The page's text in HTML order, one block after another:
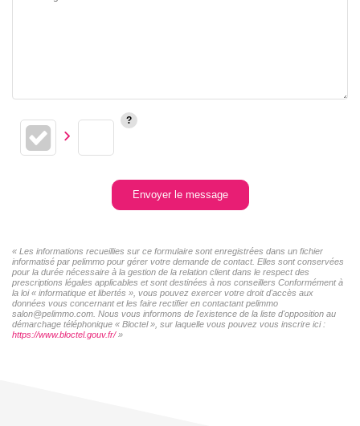
Envoyer le message
« Les informations recueillies sur ce formulaire sont enregistrées dans un fichier
informatisé par pelimmo pour gérer votre demande de contact. Elles sont conservées
pour la durée nécessaire à la gestion de la relation client dans le respect des
prescriptions légales applicables et sont destinées à nos conseillers Conformément à
la loi « informatique et libertés », vous pouvez exercer votre droit d'accès aux
données vous concernant et les faire rectifier en contactant pelimmo
salon@pelimmo.com. Nous vous informons de l'existence de la liste d'opposition au
démarchage téléphonique « Bloctel », sur laquelle vous pouvez vous inscrire ici :
https://www.bloctel.gouv.fr/»